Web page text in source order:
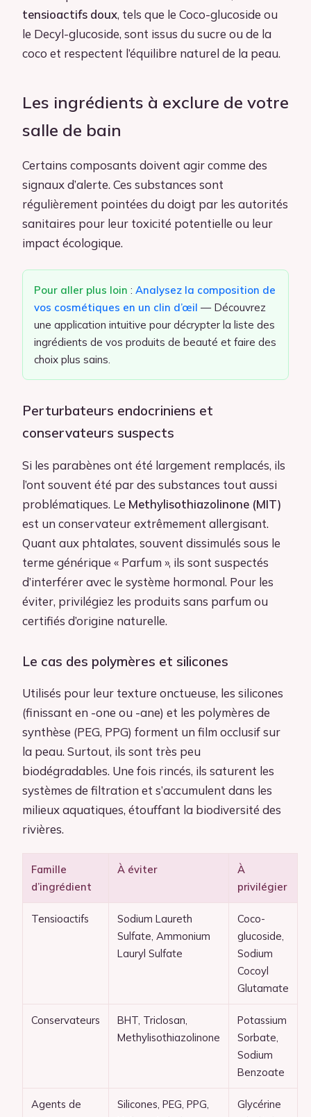
tensioactifs doux, tels que le Coco-glucoside ou
le Decyl-glucoside, sont issus du sucre ou de la
coco et respectent l’équilibre naturel de la peau.
Les ingrédients à exclure de votre
salle de bain
Certains composants doivent agir comme des
signaux d’alerte. Ces substances sont
régulièrement pointées du doigt par les autorités
sanitaires pour leur toxicité potentielle ou leur
impact écologique.
Pour aller plus loin : Analysez la composition de
vos cosmétiques en un clin d’œil — Découvrez
une application intuitive pour décrypter la liste des
ingrédients de vos produits de beauté et faire des
choix plus sains.
Perturbateurs endocriniens et
conservateurs suspects
Si les parabènes ont été largement remplacés, ils
l’ont souvent été par des substances tout aussi
problématiques. Le Methylisothiazolinone (MIT)
est un conservateur extrêmement allergisant.
Quant aux phtalates, souvent dissimulés sous le
terme générique « Parfum », ils sont suspectés
d’interférer avec le système hormonal. Pour les
éviter, privilégiez les produits sans parfum ou
certifiés d’origine naturelle.
Le cas des polymères et silicones
Utilisés pour leur texture onctueuse, les silicones
(finissant en -one ou -ane) et les polymères de
synthèse (PEG, PPG) forment un film occlusif sur
la peau. Surtout, ils sont très peu
biodégradables. Une fois rincés, ils saturent les
systèmes de filtration et s’accumulent dans les
milieux aquatiques, étouffant la biodiversité des
rivières.
Famille
d’ingrédient
À éviter
À
privilégier
Tensioactifs
Sodium Laureth
Sulfate, Ammonium
Lauryl Sulfate
Coco-
glucoside,
Sodium
Cocoyl
Glutamate
Conservateurs
BHT, Triclosan,
Methylisothiazolinone
Potassium
Sorbate,
Sodium
Benzoate
Agents de
Silicones, PEG, PPG,
Glycérine